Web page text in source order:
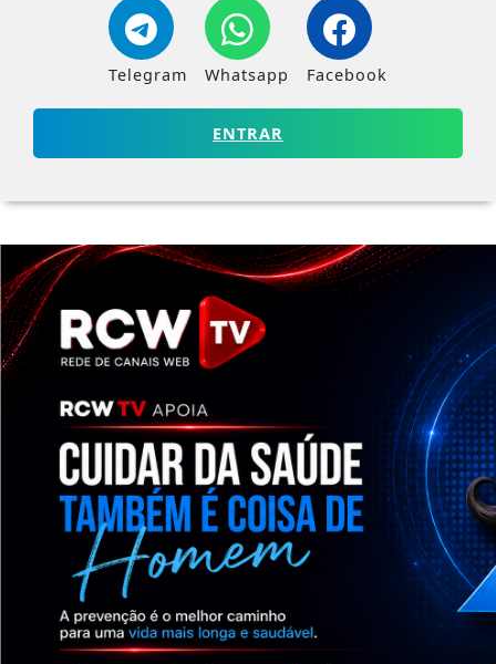
Telegram Whatsapp Facebook
ENTRAR